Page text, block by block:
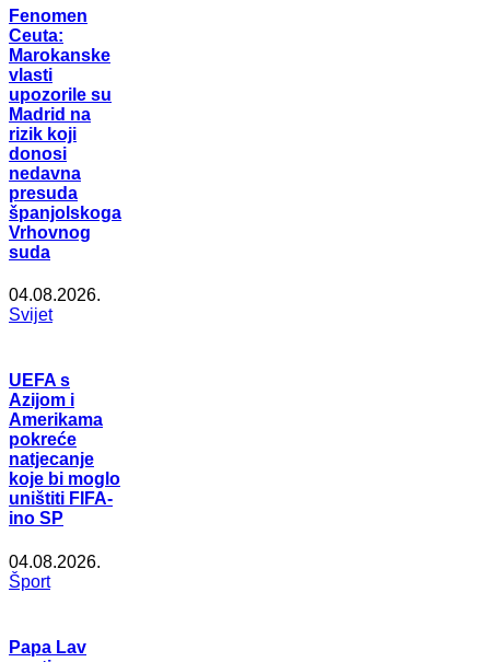
Fenomen
Ceuta:
Marokanske
vlasti
upozorile su
Madrid na
rizik koji
donosi
nedavna
presuda
španjolskoga
Vrhovnog
suda
04.08.2026.
Svijet
UEFA s
Azijom i
Amerikama
pokreće
natjecanje
koje bi moglo
uništiti FIFA-
ino SP
04.08.2026.
Šport
Papa Lav